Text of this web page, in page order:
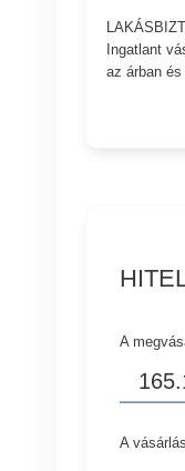
Ingatlant
az árban
A
A